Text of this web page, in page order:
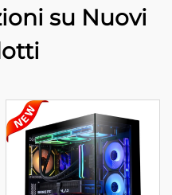
su Nuovi